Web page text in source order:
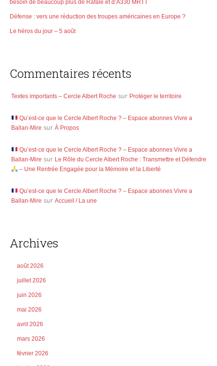
besoin de beaucoup plus de Rafale et d’A330 MRTT
Défense : vers une réduction des troupes américaines en Europe ?
Le héros du jour – 5 août
Commentaires récents
Textes importants – Cercle Albert Roche sur Protéger le territoire
Qu’est-ce que le Cercle Albert Roche ? – Espace abonnes Vivre a
Ballan-Mire sur À Propos
Qu’est-ce que le Cercle Albert Roche ? – Espace abonnes Vivre a
Ballan-Mire sur Le Rôle du Cercle Albert Roche : Transmettre et Défendre
– Une Rentrée Engagée pour la Mémoire et la Liberté
Qu’est-ce que le Cercle Albert Roche ? – Espace abonnes Vivre a
Ballan-Mire sur Accueil / La une
Archives
août 2026
juillet 2026
juin 2026
mai 2026
avril 2026
mars 2026
février 2026